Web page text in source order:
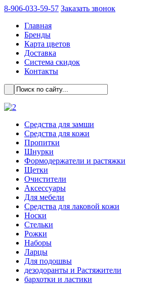
8-906-033-59-57 Заказать звонок
Главная
Бренды
Карта цветов
Доставка
Система скидок
Контакты
Cредства для замши
Средства для кожи
Пропитки
Шнурки
Формодержатели и растяжки
Щетки
Очистители
Аксессуары
Для мебели
Средства для лаковой кожи
Носки
Стельки
Рожки
Наборы
Ларцы
Для подошвы
дезодоранты и Растяжители
бархотки и ластики